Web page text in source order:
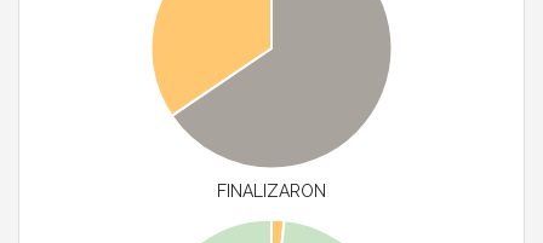
FINALIZARON